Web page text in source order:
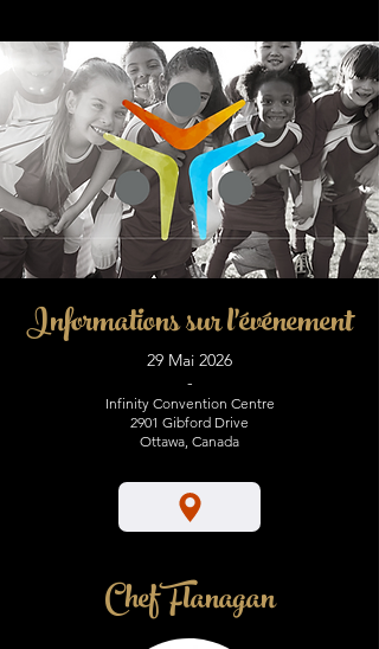
Informations sur l'événement
29 Mai 2026
-
Infinity Convention Centre
2901 Gibford Drive
Ottawa, Canada
Chef Flanagan